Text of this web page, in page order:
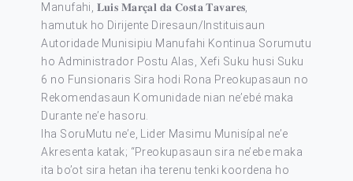
Manufahi, 𝐋𝐮𝐢𝐬 𝐌𝐚𝐫𝐜̧𝐚𝐥 𝐝𝐚 𝐂𝐨𝐬𝐭𝐚 𝐓𝐚𝐯𝐚𝐫𝐞𝐬,
hamutuk ho Dirijente Diresaun/Instituisaun
Autoridade Munisipiu Manufahi Kontinua Sorumutu
ho Administrador Postu Alas, Xefi Suku husi Suku
6 no Funsionaris Sira hodi Rona Preokupasaun no
Rekomendasaun Komunidade nian ne’ebé maka
Durante ne’e hasoru.
Iha SoruMutu ne’e, Lider Masimu Munisípal ne’e
Akresenta katak; “Preokupasaun sira ne’ebe maka
ita bo’ot sira hetan iha terenu tenki koordena ho